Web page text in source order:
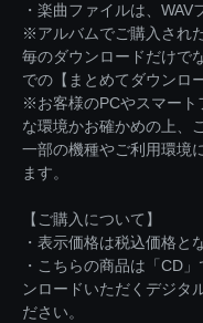
・楽曲ファイルは、WAV
※アルバムでご購入され
毎のダウンロードだけで
での【まとめてダウンロ
※お客様のPCやスマート
な環境かお確かめの上、
一部の機種やご利用環境
ます。
【ご購入について】
・表示価格は税込価格と
・こちらの商品は「CD
ンロードいただくデジタ
ださい。